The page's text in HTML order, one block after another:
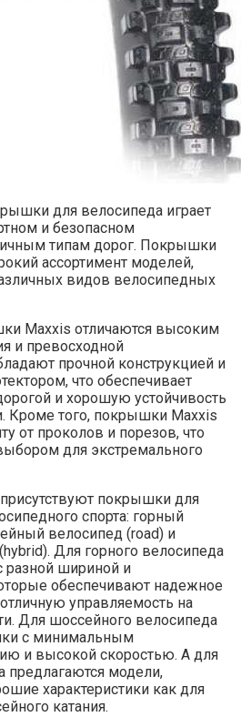
для велосипеда играет
и безопасном
типам дорог. Покрышки
ассортимент моделей,
видов велосипедных
Maxxis отличаются высоким
и превосходной
прочной конструкцией и
что обеспечивает
и хорошую устойчивость
Кроме того, покрышки Maxxis
от проколов и порезов, что
для экстремального
покрышки для
спорта: горный
велосипед (road) и
Для горного велосипеда
разной шириной и
обеспечивают надежное
управляемость на
Для шоссейного велосипеда
с минимальным
и высокой скоростью. А для
предлагаются модели,
характеристики как для
катания.